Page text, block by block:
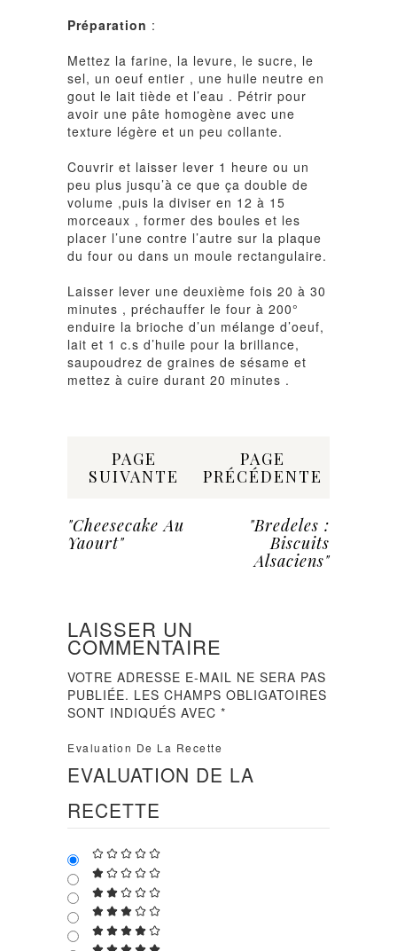
Préparation :
Mettez la farine, la levure, le sucre, le
sel, un oeuf entier , une huile neutre en
gout le lait tiède et l’eau . Pétrir pour
avoir une pâte homogène avec une
texture légère et un peu collante.
Couvrir et laisser lever 1 heure ou un
peu plus jusqu’à ce que ça double de
volume ,puis la diviser en 12 à 15
morceaux , former des boules et les
placer l’une contre l’autre sur la plaque
du four ou dans un moule rectangulaire.
Laisser lever une deuxième fois 20 à 30
minutes , préchauffer le four à 200°
enduire la brioche d’un mélange d’oeuf,
lait et 1 c.s d’huile pour la brillance,
saupoudrez de graines de sésame et
mettez à cuire durant 20 minutes .
PAGE
SUIVANTE
"Cheesecake Au
Yaourt"
PAGE
PRÉCÉDENTE
"Bredeles :
Biscuits
Alsaciens"
LAISSER UN
COMMENTAIRE
VOTRE ADRESSE E-MAIL NE SERA PAS
PUBLIÉE. LES CHAMPS OBLIGATOIRES
SONT INDIQUÉS AVEC*
Evaluation De La Recette
EVALUATION DE LA
RECETTE